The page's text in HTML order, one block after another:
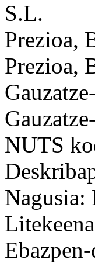
S.L.
Prezioa,
Prezioa,
NUTS
Nagusia: